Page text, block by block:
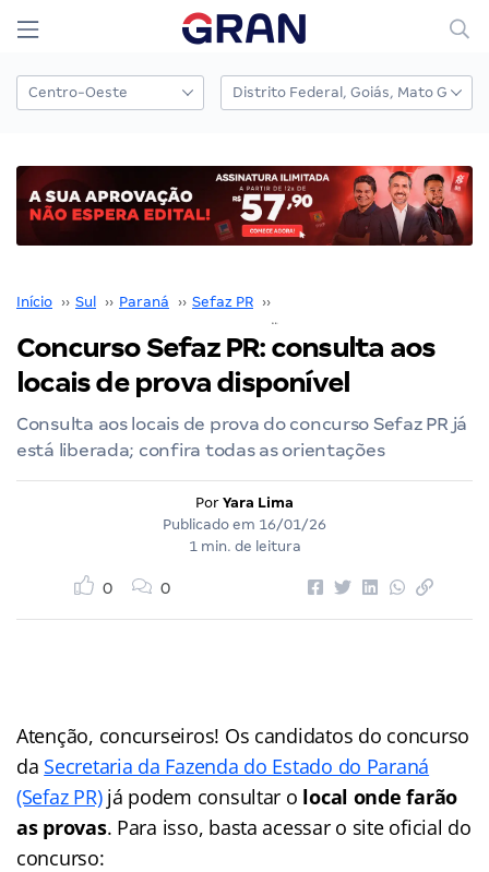
Início ›› Sul ›› Paraná ›› Sefaz PR ››
Concurso Sefaz PR: consulta aos
locais de prova disponível
Consulta aos locais de prova do concurso Sefaz PR já
está liberada; confira todas as orientações
Por Yara Lima
Publicado em 16/01/26
1 min. de leitura
0 0
Atenção, concurseiros! Os candidatos do concurso
da Secretaria da Fazenda do Estado do Paraná
(Sefaz PR)já podem consultar o local onde farão
as provas. Para isso, basta acessar o site oficial do
concurso: